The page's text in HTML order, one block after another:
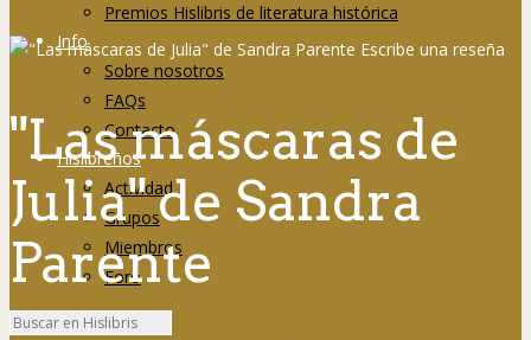
Premios Hislibris de literatura histórica
Info
Sobre nosotros
FAQs
Contacto
Hislibreños
Actividad
Grupos
Miembros
Foro
"Las máscaras de
Julia" de Sandra
Parente